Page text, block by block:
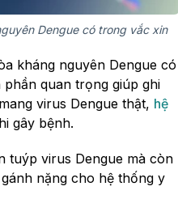
Dengue có trong vắc xin
kháng nguyên Dengue có
quan trọng giúp ghi
virus Dengue thật, hệ
gây bệnh.
tuýp virus Dengue mà còn
nặng cho hệ thống y